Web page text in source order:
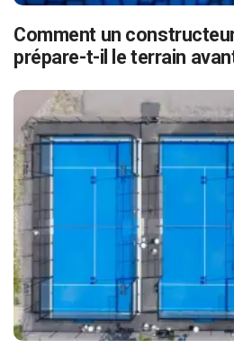
Comment un
prépare-t-il le terrain